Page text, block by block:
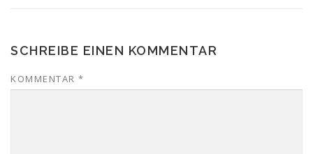
SCHREIBE EINEN KOMMENTAR
KOMMENTAR *